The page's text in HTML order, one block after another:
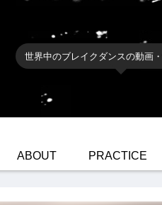
世界中のブレイクダンスの動画
ABOUT PRACTICE